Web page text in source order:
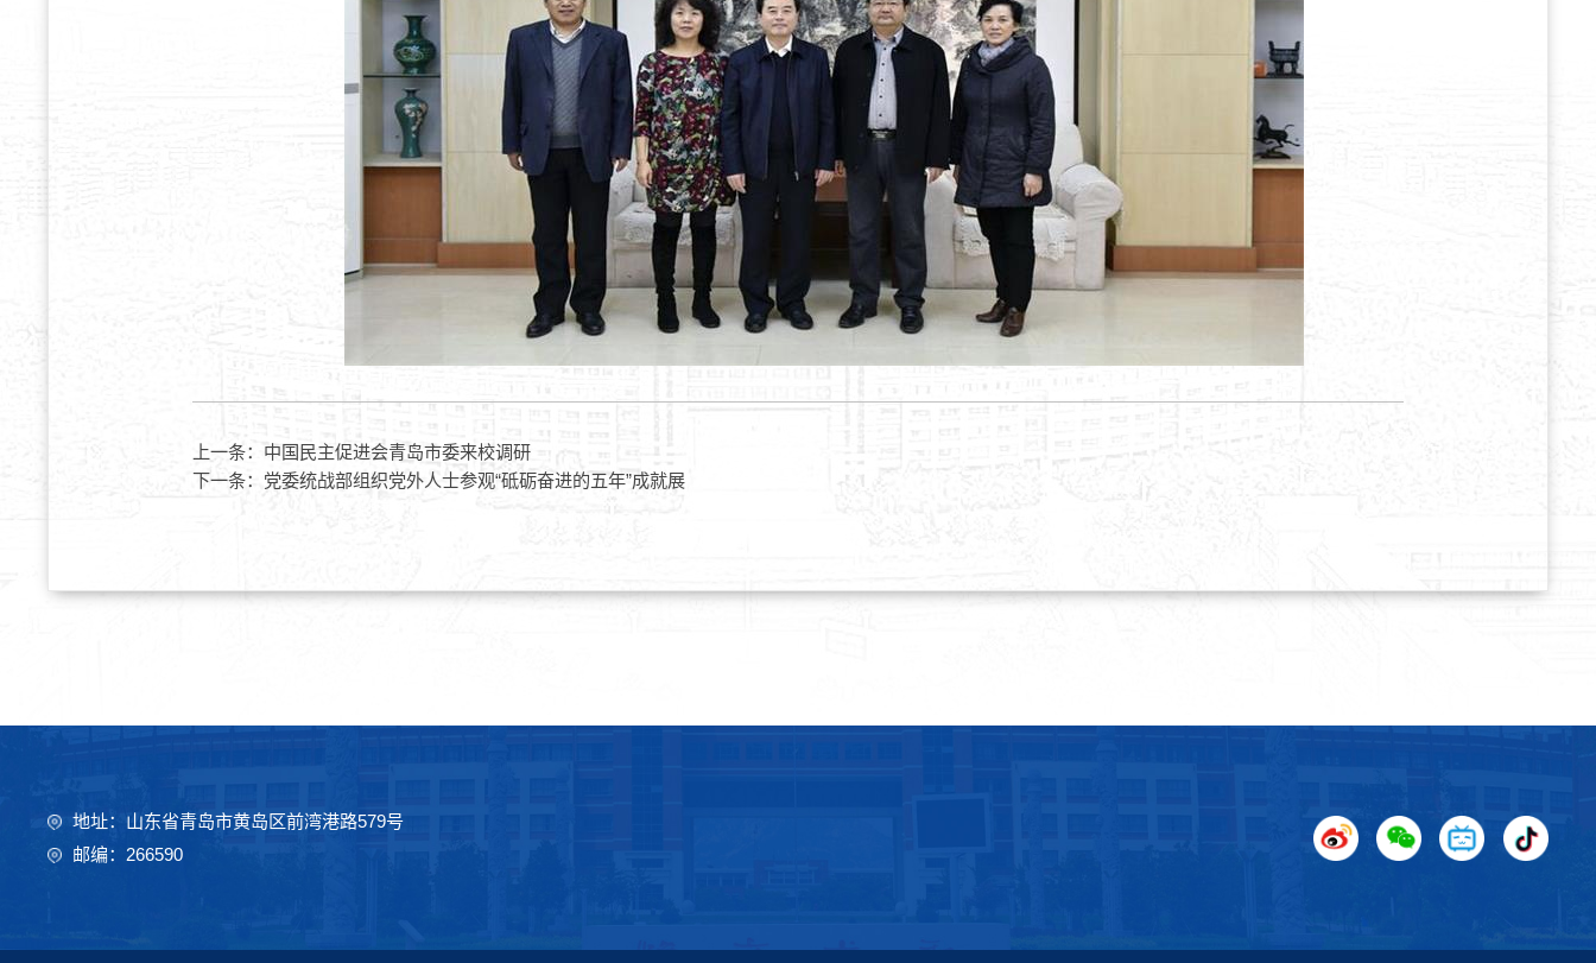
上一条： 中国民主促进会青岛市委来校调研
下一条： 党委统战部组织党外人士参观“砥砺奋进的五年”成就展
地址：山东省青岛市黄岛区前湾港路579号
邮编：266590